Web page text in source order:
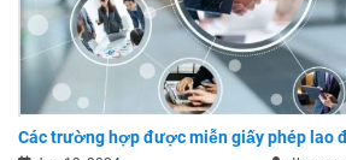
Các trường hợp được miễn giấy phép lao